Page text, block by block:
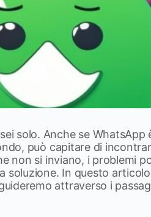
solo. Anche se WhatsApp
può capitare di
non si inviano, i problemi
soluzione. In questo
attraverso i